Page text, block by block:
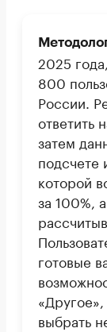
2025
800
России.
ответить
затем
подсчете
которой
за 100%,
готовые
выбрать